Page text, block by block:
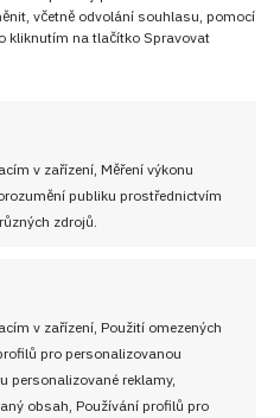
včetně odvolání souhlasu, pomocí
kliknutím na tlačítko Spravovat
v zařízení, Měření výkonu
publiku prostřednictvím
zdrojů.
v zařízení, Použití omezených
pro personalizovanou
personalizované reklamy,
obsah, Používání profilů pro
se doma jen zapráší
2026